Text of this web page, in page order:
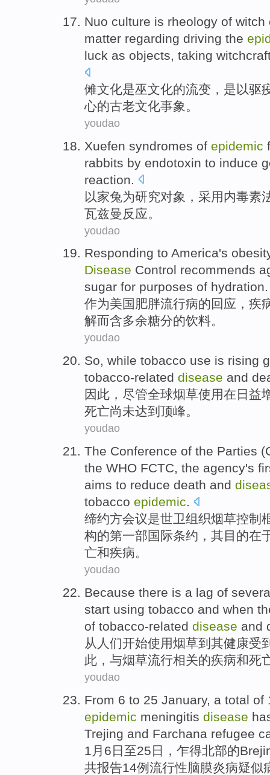
Nuo culture is rheology of witch
matter regarding driving the
luck as objects, taking
傩文化是巫文化的流变 ，是以驱
心的古老文化事象。
youdao
Xuefen syndromes of epidemic
rabbits by endotoxin to induce
reaction
以家兔为研究对象， 采用内毒素
瓦兹曼反应 。
youdao
Responding to America's
Disease Control recommends
sugar for purposes of hydration.
作为美国 肥胖流行病的回应 ， 疾
解而含多余糖分的饮料。
youdao
So, while tobacco use is rising
tobacco-related disease and
因此 ， 尽管全球烟草使用在 日益
死亡尚未达到 顶峰。
youdao
The Conference of the Parties
the WHO FCTC, the agency's
aims to reduce death and
tobacco epidemic.
缔约方会议是世卫组织烟草控制
构的第一部国际条约 ， 其目的在
亡和疾病。
youdao
Because there is a lag of
start using tobacco and when
of tobacco-related disease and
从 人们开始使用烟草到 其健康受
此 ， 与烟草流行相关的疾病和死
youdao
From 6 to 25 January, a total of
epidemic meningitis disease
Trejing and Farchana refugee
1 月 6日至25日，乍得北部的
共报告14例流行性 脑膜炎病疑似